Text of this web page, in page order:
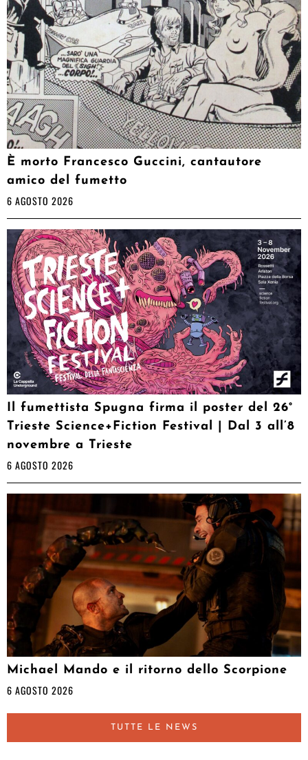
È morto Francesco Guccini, cantautore
amico del fumetto
6 AGOSTO 2026
Il fumettista Spugna firma il poster del 26°
Trieste Science+Fiction Festival | Dal 3 all’8
novembre a Trieste
6 AGOSTO 2026
Michael Mando e il ritorno dello Scorpione
6 AGOSTO 2026
TUTTE LE NEWS